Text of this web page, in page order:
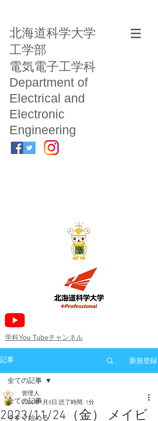
北海道科学大学
工学部
電気電子工学科
Department of
Electrical and
Electronic
Engineering
​学科You Tubeチャンネル
記事 新規登録
全ての記事
今すぐ始める
全ての記事
2023/11/24（金） メイビ
管理人
2024年1月8日 読了時間: 1分